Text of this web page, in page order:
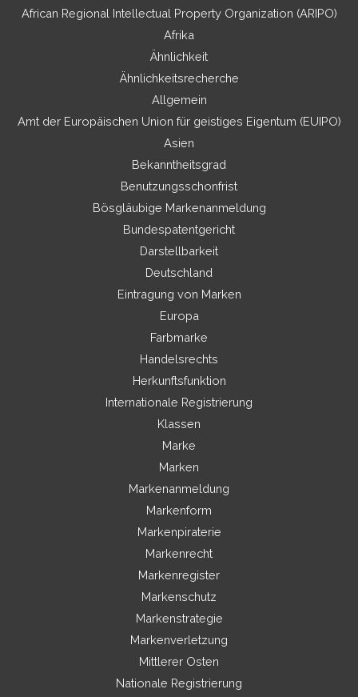
African Regional Intellectual Property Organization (ARIPO)
Afrika
Ähnlichkeit
Ähnlichkeitsrecherche
Allgemein
Amt der Europäischen Union für geistiges Eigentum (EUIPO)
Asien
Bekanntheitsgrad
Benutzungsschonfrist
Bösgläubige Markenanmeldung
Bundespatentgericht
Darstellbarkeit
Deutschland
Eintragung von Marken
Europa
Farbmarke
Handelsrechts
Herkunftsfunktion
Internationale Registrierung
Klassen
Marke
Marken
Markenanmeldung
Markenform
Markenpiraterie
Markenrecht
Markenregister
Markenschutz
Markenstrategie
Markenverletzung
Mittlerer Osten
Nationale Registrierung